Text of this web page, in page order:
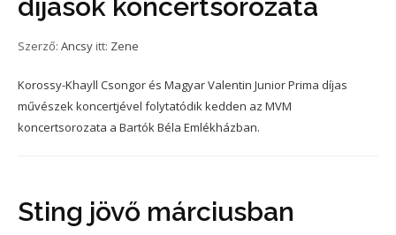
díjasok koncertsorozata
Szerző: Ancsy itt: Zene
Korossy-Khayll Csongor és Magyar Valentin Junior Prima díjas
művészek koncertjével folytatódik kedden az MVM
koncertsorozata a Bartók Béla Emlékházban.
Sting jövő márciusban